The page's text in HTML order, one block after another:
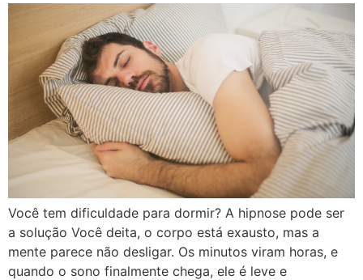
Você tem dificuldade para dormir? A hipnose pode ser
a solução Você deita, o corpo está exausto, mas a
mente parece não desligar. Os minutos viram horas, e
quando o sono finalmente chega, ele é leve e